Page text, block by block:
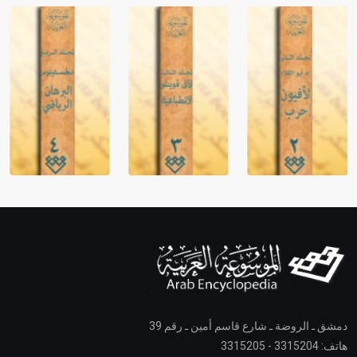
دمشق ـ الروضة ـ شارع قاسم أمين ـ رقم 39
هاتف: 3315204 - 3315205